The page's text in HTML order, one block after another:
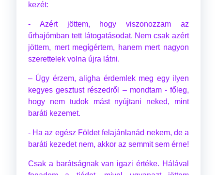
kezét:
- Azért jöttem, hogy viszonozzam az
űrhajómban tett látogatásodat. Nem csak azért
jöttem, mert megígértem, hanem mert nagyon
szerettelek volna újra látni.
– Úgy érzem, aligha érdemlek meg egy ilyen
kegyes gesztust részedről – mondtam - főleg,
hogy nem tudok mást nyújtani neked, mint
baráti kezemet.
- Ha az egész Földet felajánlanád nekem, de a
baráti kezedet nem, akkor az semmit sem érne!
Csak a barátságnak van igazi értéke. Hálával